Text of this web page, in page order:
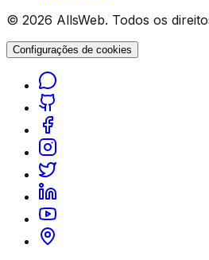
© 2026 AllsWeb. Todos os
Configurações de cookies